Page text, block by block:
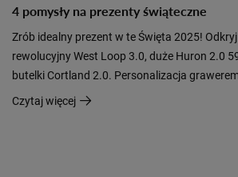
4 pomysły na prezenty świąteczne
Zrób idealny prezent w te Święta 2025!
rewolucyjny West Loop 3.0, duże Huron 2.0
butelki Cortland 2.0. Personalizacja
kolekcje czynią je najlepszym, praktycznym
Czytaj więcej